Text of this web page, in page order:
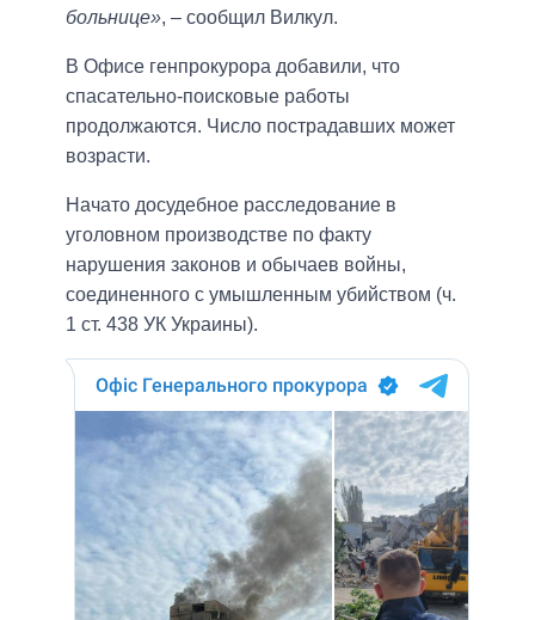
больнице», – сообщил Вилкул.
В Офисе генпрокурора добавили, что
спасательно-поисковые работы
продолжаются. Число пострадавших может
возрасти.
Начато досудебное расследование в
уголовном производстве по факту
нарушения законов и обычаев войны,
соединенного с умышленным убийством (ч.
1 ст. 438 УК Украины).